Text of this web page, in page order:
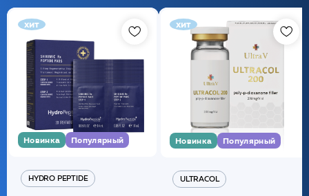
хит
Новинка Популярный
HYDRO PEPTIDE
хит
Новинка Популярный
ULTRACOL